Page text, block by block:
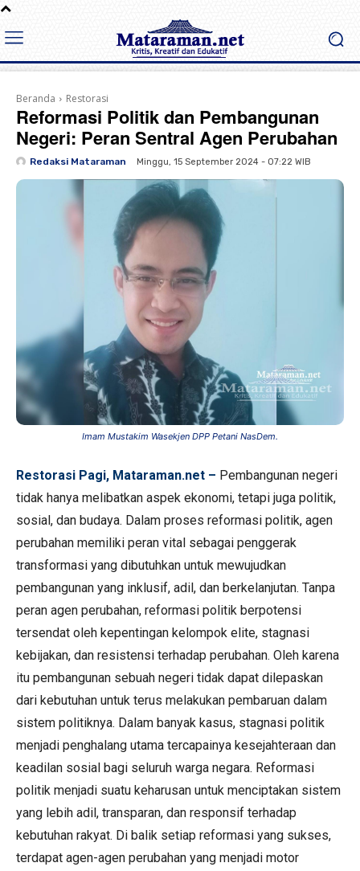
Beranda Restorasi
Reformasi Politik dan Pembangunan
Negeri: Peran Sentral Agen Perubahan
Redaksi Mataraman Minggu, 15 September 2024 - 07:22 WIB
Imam Mustakim Wasekjen DPP Petani NasDem.
Restorasi Pagi, Mataraman.net – Pembangunan negeri
tidak hanya melibatkan aspek ekonomi, tetapi juga politik,
sosial, dan budaya. Dalam proses reformasi politik, agen
perubahan memiliki peran vital sebagai penggerak
transformasi yang dibutuhkan untuk mewujudkan
pembangunan yang inklusif, adil, dan berkelanjutan. Tanpa
peran agen perubahan, reformasi politik berpotensi
tersendat oleh kepentingan kelompok elite, stagnasi
kebijakan, dan resistensi terhadap perubahan. Oleh karena
itu pembangunan sebuah negeri tidak dapat dilepaskan
dari kebutuhan untuk terus melakukan pembaruan dalam
sistem politiknya. Dalam banyak kasus, stagnasi politik
menjadi penghalang utama tercapainya kesejahteraan dan
keadilan sosial bagi seluruh warga negara. Reformasi
politik menjadi suatu keharusan untuk menciptakan sistem
yang lebih adil, transparan, dan responsif terhadap
kebutuhan rakyat. Di balik setiap reformasi yang sukses,
terdapat agen-agen perubahan yang menjadi motor